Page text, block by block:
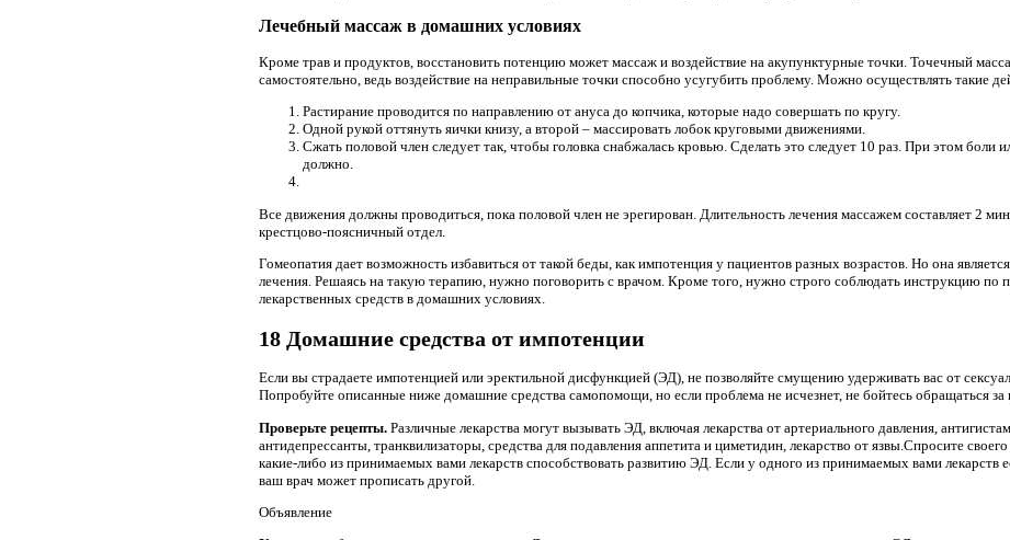
Лечебный массаж в домашних условиях
Кроме трав и продуктов, восстановить потенцию может массаж и воздействие на акупунктурные точки. Точечный
самостоятельно, ведь воздействие на неправильные точки способно усугубить проблему. Можно осуществлять такие
Растирание проводится по направлению от ануса до копчика, которые надо совершать по кругу.
Одной рукой оттянуть яички книзу, а второй – массировать лобок круговыми движениями.
Сжать половой член следует так, чтобы головка снабжалась кровью. Сделать это следует 10 раз. При этом боли
должно.
Все движения должны проводиться, пока половой член не эрегирован. Длительность лечения массажем составляет 2
крестцово-поясничный отдел.
Гомеопатия дает возможность избавиться от такой беды, как импотенция у пациентов разных возрастов. Но она
лечения. Решаясь на такую терапию, нужно поговорить с врачом. Кроме того, нужно строго соблюдать инструкцию по
лекарственных средств в домашних условиях.
18 Домашние средства от импотенции
Если вы страдаете импотенцией или эректильной дисфункцией (ЭД), не позволяйте смущению удерживать вас от
Попробуйте описанные ниже домашние средства самопомощи, но если проблема не исчезнет, ​​не бойтесь обращаться
Проверьте рецепты. Различные лекарства могут вызывать ЭД, включая лекарства от артериального давления,
антидепрессанты, транквилизаторы, средства для подавления аппетита и циметидин, лекарство от язвы.Спросите
какие-либо из принимаемых вами лекарств способствовать развитию ЭД. Если у одного из принимаемых вами лекарств
ваш врач может прописать другой.
Объявление